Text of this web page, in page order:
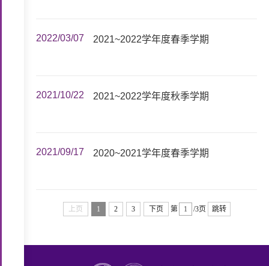
2022/03/07 2021~2022学年度春季学期
2021/10/22 2021~2022学年度秋季学期
2021/09/17 2020~2021学年度春季学期
上页 1 2 3 下页 第 /3页 跳转